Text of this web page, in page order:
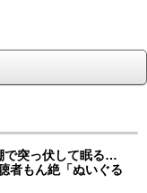
で突っ伏して眠る…
者もん絶「ぬいぐる